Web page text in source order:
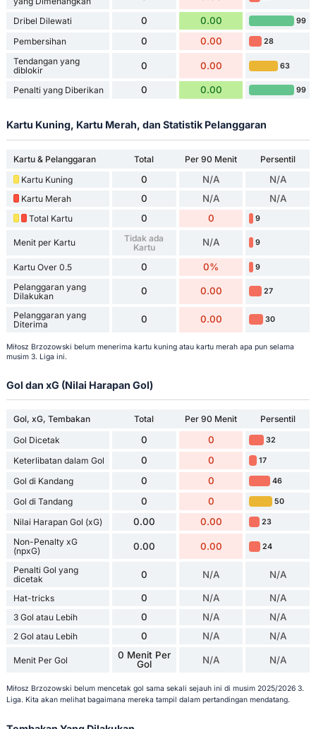
Dribel Dilewati 0 0.00 99
Pembersihan 0 0.00 28
Tendangan yang
diblokir
0 0.00 63
Penalti yang Diberikan 0 0.00 99
Kartu Kuning, Kartu Merah, dan Statistik Pelanggaran
Kartu & Pelanggaran Total Per 90 Menit
Persentil
Kartu Kuning
0 N/A N/A
Kartu Merah 0 N/A N/A
Total Kartu 0 0 9
Menit per Kartu
Tidak ada
Kartu
N/A 9
Kartu Over 0.5 0 0% 9
Pelanggaran yang
Dilakukan
0 0.00 27
Pelanggaran yang
Diterima
0 0.00 30
Miłosz Brzozowski belum menerima kartu kuning atau kartu merah apa pun selama
musim 3. Liga ini.
Gol dan xG (Nilai Harapan Gol)
Gol, xG, Tembakan Total Per 90 Menit
Persentil
Gol Dicetak
0 0 32
Keterlibatan dalam Gol 0 0 17
Gol di Kandang 0 0 46
Gol di Tandang 0 0 50
Nilai Harapan Gol (xG) 0.00 0.00 23
Non-Penalty xG
(npxG)
0.00 0.00 24
Penalti Gol yang
dicetak
0 N/A N/A
Hat-tricks 0 N/A N/A
3 Gol atau Lebih 0 N/A N/A
2 Gol atau Lebih 0 N/A N/A
Menit Per Gol
0 Menit Per
Gol
N/A N/A
Miłosz Brzozowski belum mencetak gol sama sekali sejauh ini di musim 2025/2026 3.
Liga. Kita akan melihat bagaimana mereka tampil dalam pertandingan mendatang.